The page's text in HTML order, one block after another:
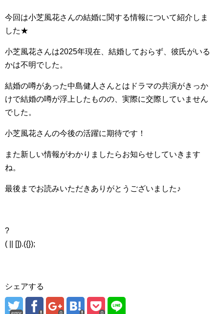
今回は小芝風花さんの結婚に関する情報について紹介しま
した★
小芝風花さんは2025年現在、結婚しておらず、彼氏がいる
かは不明でした。
結婚の噂があった中島健人さんとはドラマの共演がきっか
けで結婚の噂が浮上したものの、実際に交際していません
でした。
小芝風花さんの今後の活躍に期待です！
また新しい情報がわかりましたらお知らせしていきます
ね。
最後までお読みいただきありがとうございました♪
?
( || []).({});
シェアする
error 0 0